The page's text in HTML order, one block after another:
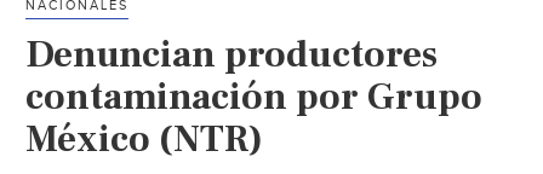
NACIONALES
Denuncian productores
contaminación por Grupo
México (NTR)